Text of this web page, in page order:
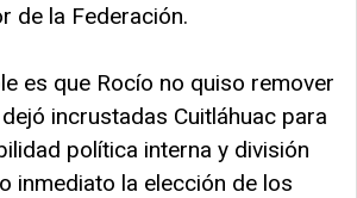
de la Federación.
es que Rocío no quiso remover
incrustadas Cuitláhuac para
política interna y división
inmediato la elección de los